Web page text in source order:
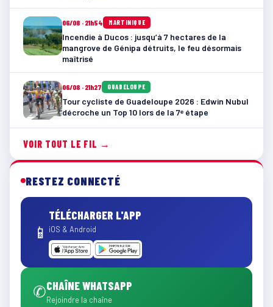
06/08 · 21h54 MARTINIQUE
Incendie à Ducos : jusqu’à 7 hectares de la
mangrove de Génipa détruits, le feu désormais
maîtrisé
06/08 · 21h27 GUADELOUPE
Tour cycliste de Guadeloupe 2026 : Edwin Nubul
décroche un Top 10 lors de la 7ᵉ étape
VOIR TOUT LE FIL →
RESTEZ CONNECTÉ
📱
TÉLÉCHARGER L'APP
iOS & Android
✆CHAÎNE WHATSAPP
Rejoindre la chaîne